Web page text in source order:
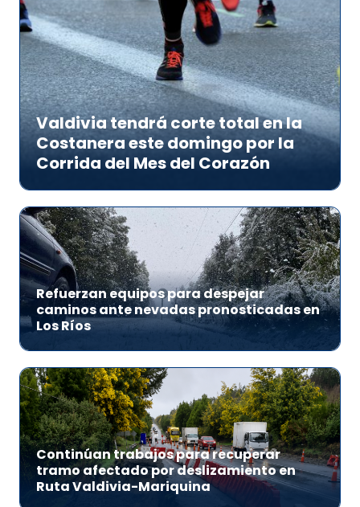
Valdivia tendrá corte total en la
Costanera este domingo por la
Corrida del Mes del Corazón
Refuerzan equipos para despejar
caminos ante nevadas pronosticadas en
Los Ríos
Continúan trabajos para recuperar
tramo afectado por deslizamiento en
Ruta Valdivia-Mariquina